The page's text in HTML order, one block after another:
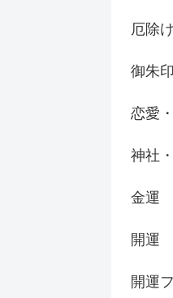
厄除
御朱印
恋愛
神社
金運
開運
開運